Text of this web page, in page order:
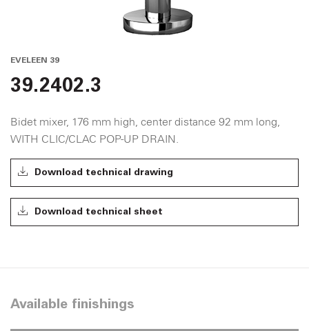
EVELEEN 39
39.2402.3
Bidet mixer, 176 mm high, center distance 92 mm long,
WITH CLIC/CLAC POP-UP DRAIN.
Download technical drawing
Download technical sheet
Available finishings